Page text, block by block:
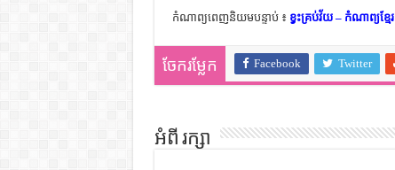
កំណាព្យពេញនិយមបន្ទាប់ ៖ ខ្វះគ្រប់វ័យ – កំណាព្យខ្មែរ
ចែករម្លែក Facebook Twitter
អំពី រក្សា